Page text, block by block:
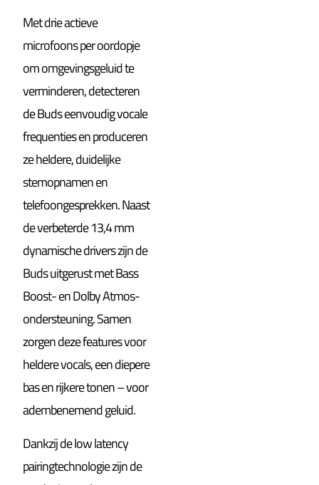
Met drie actieve
microfoons per oordopje
om omgevingsgeluid te
verminderen, detecteren
de Buds eenvoudig vocale
frequenties en produceren
ze heldere, duidelijke
stemopnamen en
telefoongesprekken. Naast
de verbeterde 13,4 mm
dynamische drivers zijn de
Buds uitgerust met Bass
Boost- en Dolby Atmos-
ondersteuning. Samen
zorgen deze features voor
heldere vocals, een diepere
bas en rijkere tonen – voor
adembenemend geluid.
Dankzij de low latency
pairingtechnologie zijn de